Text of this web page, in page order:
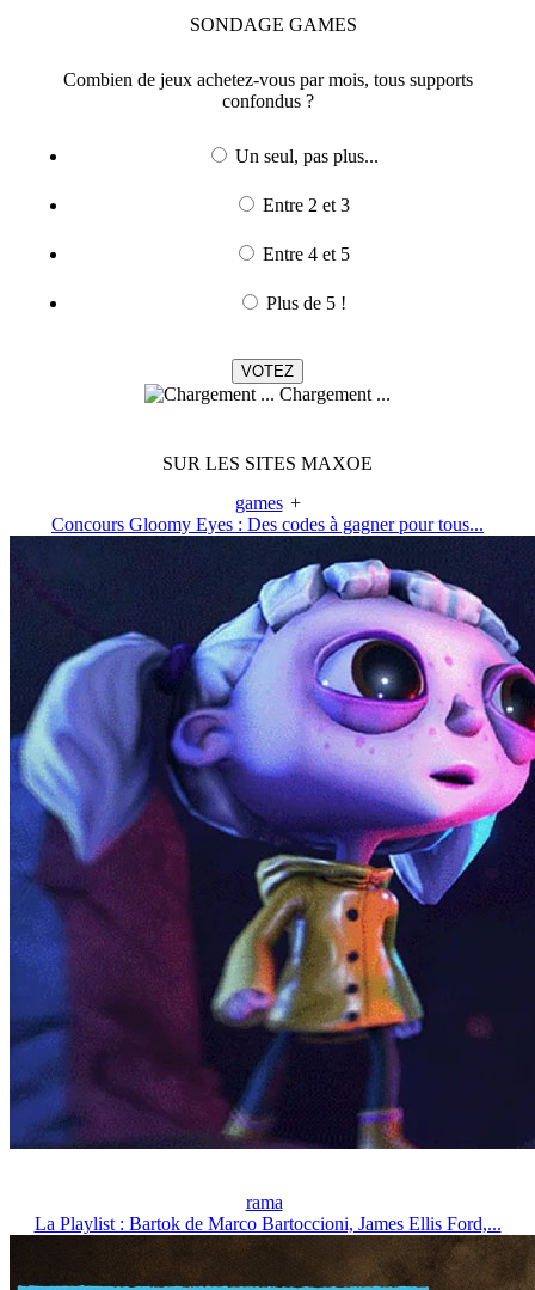
SONDAGE GAMES
Combien de jeux achetez-vous par mois, tous supports
confondus ?
Un seul, pas plus...
Entre 2 et 3
Entre 4 et 5
Plus de 5 !
Chargement ...
SUR LES SITES MAXOE
games +
Concours Gloomy Eyes : Des codes à gagner pour tous...
rama
La Playlist : Bartok de Marco Bartoccioni, James Ellis Ford,...